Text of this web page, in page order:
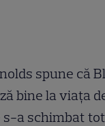
spune că
bine la viața
s-a schimbat